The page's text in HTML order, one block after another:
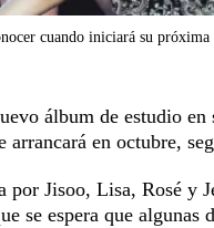
cuando iniciará su
álbum de estudio
en octubre,
por Jisoo, Lisa, Rosé y
se espera que algunas